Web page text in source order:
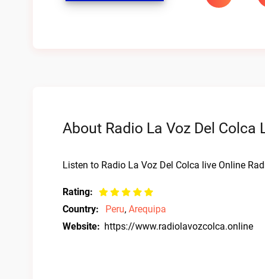
About Radio La Voz Del Colca
Listen to Radio La Voz Del Colca live Online
Rating:
Country:
Peru, Arequipa
Website: https://www.radiolavozcolca.online